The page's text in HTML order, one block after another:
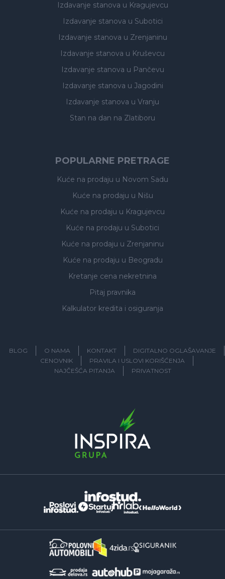
Izdavanje stanova u Kragujevcu
Izdavanje stanova u Subotici
Izdavanje stanova u Zrenjaninu
Izdavanje stanova u Kruševcu
Izdavanje stanova u Pančevu
Izdavanje stanova u Jagodini
Izdavanje stanova u Vranju
Stan na dan na Zlatiboru
POPULARNE PRETRAGE
Kuće na prodaju u Novom Sadu
Kuće na prodaju u Nišu
Kuće na prodaju u Kragujevcu
Kuće na prodaju u Subotici
Kuće na prodaju u Zrenjaninu
Kuće na prodaju u Beogradu
Kretanje cena nekretnina
Pitaj pravnika
Kalkulator kredita i osiguranja
BLOG O NAMA KONTAKT
DIGITALNO OGLAŠAVANJE
CENOVNIK
PRAVILA I USLOVI KORIŠĆENJA
NAJČEŠĆA PITANJA
PRIVATNOST